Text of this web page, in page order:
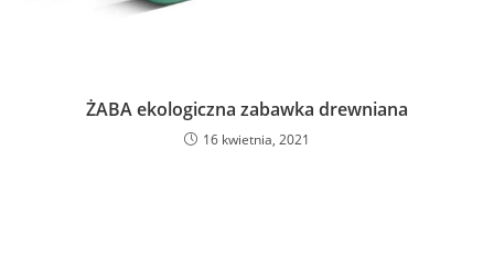
ŻABA ekologiczna zabawka drewniana
16 kwietnia, 2021